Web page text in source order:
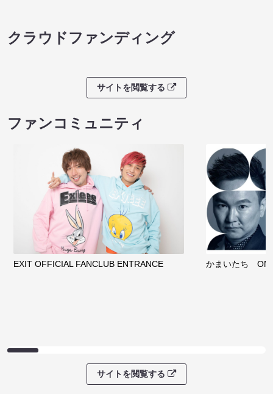
クラウドファンディング
サイトを閲覧する
ファンコミュニティ
EXIT OFFICIAL FANCLUB ENTRANCE かまいたち
サイトを閲覧する